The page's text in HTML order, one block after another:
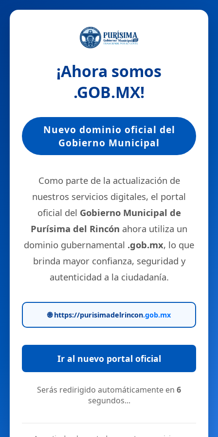
¡Ahora somos
.GOB.MX!
Nuevo dominio oficial del
Gobierno Municipal
Como parte de la actualización de
nuestros servicios digitales, el portal
oficial del Gobierno Municipal de
Purísima del Rincón ahora utiliza un
dominio gubernamental .gob.mx, lo que
brinda mayor confianza, seguridad y
autenticidad a la ciudadanía.
🌐 https://purisimadelrincon.gob.mx
Ir al nuevo portal oficial
Serás redirigido automáticamente en 5
segundos...